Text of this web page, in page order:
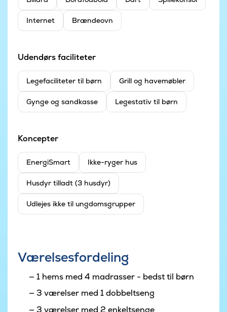
Internet Brændeovn
Udendørs faciliteter
Legefaciliteter til børn Grill og havemøbler
Gynge og sandkasse Legestativ til børn
Koncepter
EnergiSmart Ikke-ryger hus
Husdyr tilladt (3 husdyr)
Udlejes ikke til ungdomsgrupper
Værelsesfordeling
1 hems med 4 madrasser - bedst til børn
3 værelser med 1 dobbeltseng
3 værelser med 2 enkeltsenge